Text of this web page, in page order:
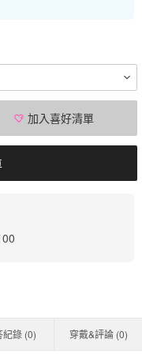
加入喜好清單
紀錄 (0) 穿戴&評論 (0)